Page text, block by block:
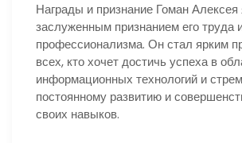
Награды и признание Гоман
заслуженным признанием его труда
профессионализма. Он стал ярким
всех, кто хочет достичь успеха в
информационных технологий и
постоянному развитию и
своих навыков.